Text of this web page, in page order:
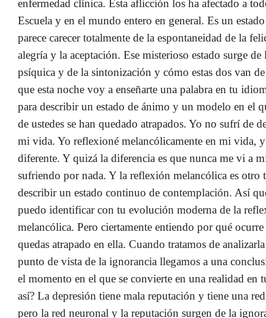
enfermedad clínica. Esta aflicción los ha afectado a
Escuela y en el mundo entero en general. Es un
parece carecer totalmente de la espontaneidad de la
alegría y la aceptación. Ese misterioso estado surge de
psíquica y de la sintonización y cómo estas dos van
que esta noche voy a enseñarte una palabra en tu
para describir un estado de ánimo y un modelo en el
de ustedes se han quedado atrapados. Yo no sufrí de
mi vida. Yo reflexioné melancólicamente en mi vida, y
diferente. Y quizá la diferencia es que nunca me vi a
sufriendo por nada. Y la reflexión melancólica es otro
describir un estado continuo de contemplación. Así
puedo identificar con tu evolución moderna de la
melancólica. Pero ciertamente entiendo por qué
quedas atrapado en ella. Cuando tratamos de
punto de vista de la ignorancia llegamos a una
el momento en el que se convierte en una realidad en
así? La depresión tiene mala reputación y tiene una
pero la red neuronal y la reputación surgen de la